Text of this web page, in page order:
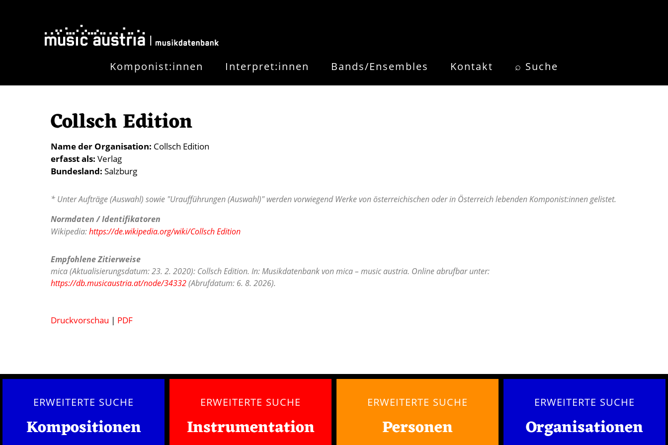
Komponist:innen Interpret:innen Bands/Ensembles Kontakt ⌕ Suche
Collsch Edition
Name der Organisation Collsch Edition
erfasst als Verlag
Bundesland Salzburg
* Unter Aufträge (Auswahl) sowie "Uraufführungen (Auswahl)" werden vorwiegend Werke von österreichischen oder in Österreich lebenden Komponist:innen gelistet.
Normdaten / Identifikatoren
Wikipedia:https://de.wikipedia.org/wiki/Collsch Edition
Empfohlene Zitierweise
mica (Aktualisierungsdatum: 23. 2. 2020): Collsch Edition. In: Musikdatenbank von mica – music austria. Online abrufbar unter:
https://db.musicaustria.at/node/34332(Abrufdatum: 6. 8. 2026).
Druckvorschau | PDF
ERWEITERTE SUCHE
Kompositionen
ERWEITERTE SUCHE
Instrumentation
ERWEITERTE SUCHE
Personen
ERWEITERTE SUCHE
Organisationen